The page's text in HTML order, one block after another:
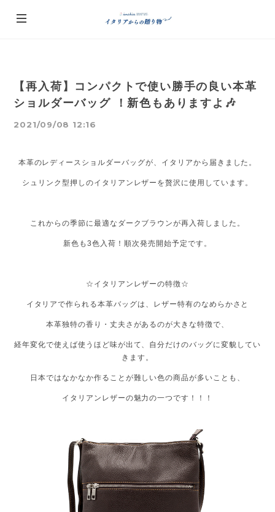
【再入荷】コンパクトで使い勝手の良い本革
ショルダーバッグ ！新色もありますよ🎶
2021/09/08 12:16
本革のレディースショルダーバッグが、イタリアから届きました。
シュリンク型押しのイタリアンレザーを贅沢に使用しています。
これからの季節に最適なダークブラウンが再入荷しました。
新色も3色入荷！順次発売開始予定です。
☆イタリアンレザーの特徴☆
イタリアで作られる本革バッグは、レザー特有のなめらかさと
本革独特の香り・丈夫さがあるのが大きな特徴で、
経年変化で使えば使うほど味が出て、自分だけのバッグに変貌してい
きます。
日本ではなかなか作ることが難しい色の商品が多いことも、
イタリアンレザーの魅力の一つです！！！